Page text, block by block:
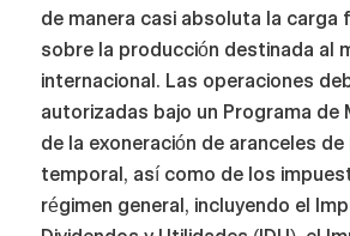
de manera casi absoluta la carga
sobre la producción destinada al
internacional. Las operaciones
autorizadas bajo un Programa de
de la exoneración de aranceles
temporal, así como de los
régimen general, incluyendo el